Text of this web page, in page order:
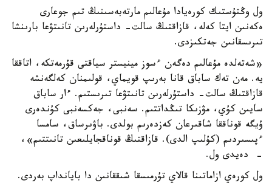
ول وڭتۇستىك كورەيادا مۇعالىم مارتەبەسىنىڭ تىم جوعارى
ەكەنىن ايتا كەلە، قازاقتىڭ سالت- داستۇرلەرىن تانىتۋعا بارىنشا
تىرىسقانىن جەتكىزدى.
«شەتەلدە مۇعالىم دەگەن ءسوز مينيستر سياقتى قۇرمەتكە، اتاققا
يە. مەن تەك ساباق قانا بەرىپ قويماي، قولىمنان كەلگەنشە
قازاقتىڭ سالت- داستۇرلەرىن تانىتۋعا تىرىستىم. ءار ساباق
سايىن كۇي، مۋزىكا تىڭداتتىم. سەنبى، جەكسەنبى كۇندەرى
ۇيگە قوناققا شاقىرعان كەزدەرىم بولدى. باۋىرساق، سامسا
ءپىسىردىم (كۇلىپ الدى). قازاقتىڭ قوناقجايلىعىن تانىتتىم»،
- دەيدى ول.
ول كورەي ازاماتىنا قالاي تۇرمىسقا شىققانىن دا بايانداپ بەردى.